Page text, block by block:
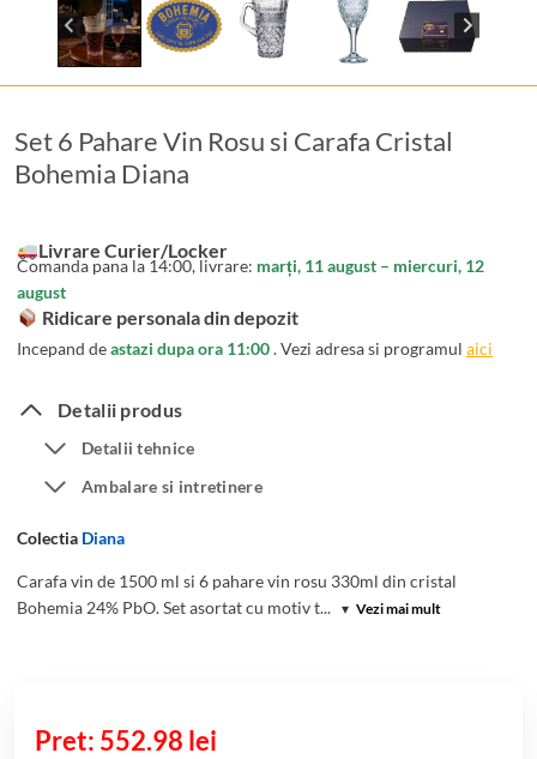
Set 6 Pahare Vin Rosu si Carafa Cristal
Bohemia Diana
Livrare Curier/Locker
Comanda pana la 14:00, livrare: marți, 11 august – miercuri, 12
august
Ridicare personala din depozit
Incepand deastazi dupa ora 11:00. Vezi adresa si programul aici
Detalii produs
Detalii tehnice
Ambalare si intretinere
Colectia Diana
Carafa vin de 1500 ml si 6 pahare vin rosu 330ml din cristal
Bohemia 24% PbO. Set asortat cu motiv t... ▾ Vezi mai mult
552.98 lei